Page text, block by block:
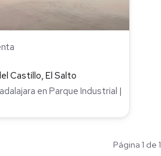
Castillo, El Salto
en Parque Industrial |
Página 1 de 1